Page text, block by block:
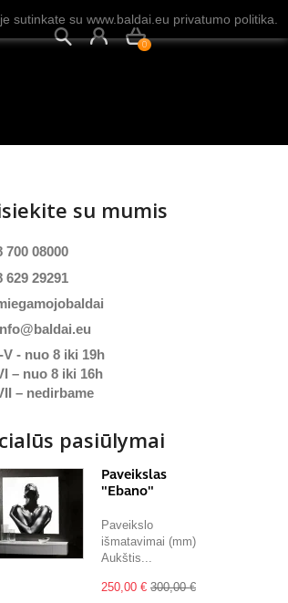
0
su mumis
700 08000
629 29291
V - nuo 8 iki 19h
– nuo 8 iki 16h
– nedirbame
pasiūlymai
Paveikslas
"Ebano"
Paveikslo
išmatavimai (mm)
Aukštis...
250,00 € 300,00 €
sutinkate su www.baldai.eu privatumo politika.